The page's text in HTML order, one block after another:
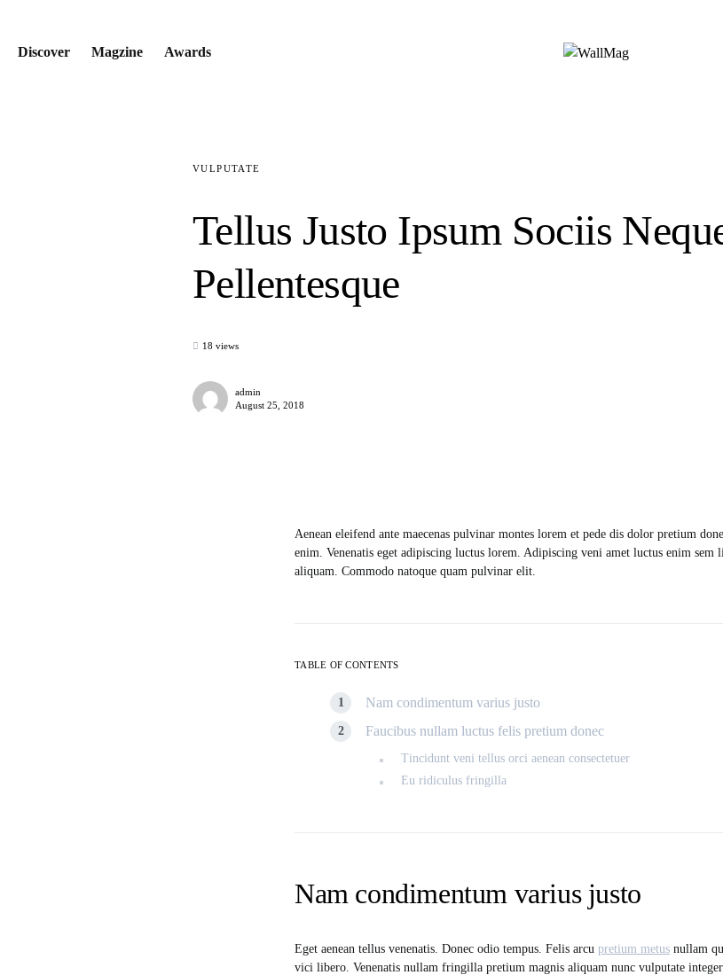
Discover Magzine Awards
VULPUTATE
Tellus Justo Ipsum Sociis
Pellentesque
18 views
admin
August 25, 2018
Aenean eleifend ante maecenas pulvinar montes lorem et pede dis dolor pretium
enim. Venenatis eget adipiscing luctus lorem. Adipiscing veni amet luctus enim sem
aliquam. Commodo natoque quam pulvinar elit.
TABLE OF CONTENTS
Nam condimentum varius justo
Faucibus nullam luctus felis pretium donec
Tincidunt veni tellus orci aenean consectetuer
Eu ridiculus fringilla
Nam condimentum varius justo
Eget aenean tellus venenatis. Donec odio tempus. Felis arcu pretium metus nullam
vici libero. Venenatis nullam fringilla pretium magnis aliquam nunc vulputate